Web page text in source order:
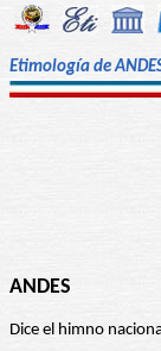
Etimología de
ANDES
Dice el himno